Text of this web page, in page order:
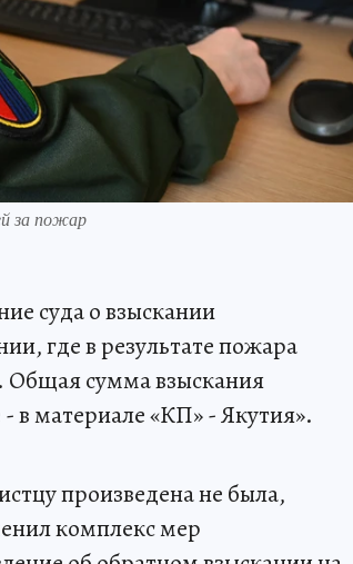
за пожар
суда о взыскании
где в результате пожара
Общая сумма взыскания
в материале «КП» - Якутия».
произведена не была,
комплекс мер